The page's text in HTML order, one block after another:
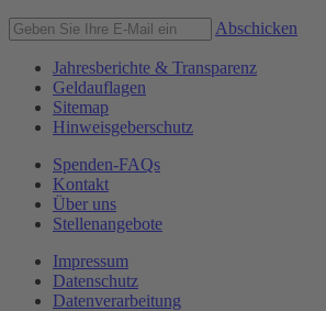
Abschicken
Jahresberichte & Transparenz
Geldauflagen
Sitemap
Hinweisgeberschutz
Spenden-FAQs
Kontakt
Über uns
Stellenangebote
Impressum
Datenschutz
Datenverarbeitung